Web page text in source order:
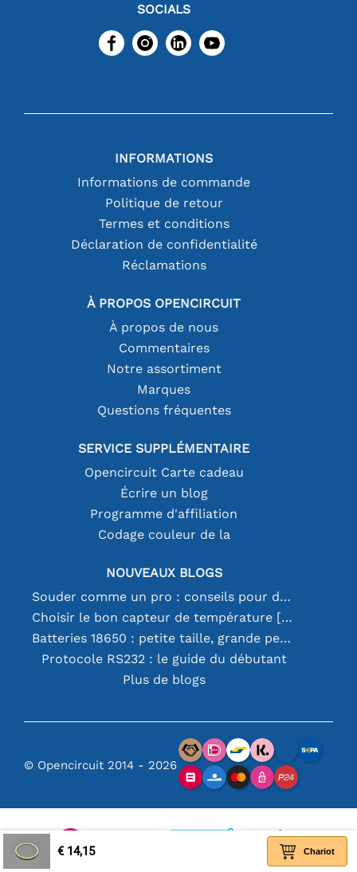
€ 14,15 Chariot
SOCIALS
INFORMATIONS
Informations de commande
Politique de retour
Termes et conditions
Déclaration de confidentialité
Réclamations
À PROPOS OPENCIRCUIT
À propos de nous
Commentaires
Notre assortiment
Marques
Questions fréquentes
SERVICE SUPPLÉMENTAIRE
Opencircuit Carte cadeau
Écrire un blog
Programme d'affiliation
Codage couleur de la
NOUVEAUX BLOGS
Souder comme un pro : conseils pour des connexions électroniques parfaites
Choisir le bon capteur de température [youtube]
Batteries 18650 : petite taille, grande performance
Protocole RS232 : le guide du débutant
Plus de blogs
© Opencircuit 2014 - 2026